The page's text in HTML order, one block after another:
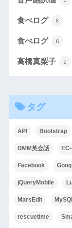
食べログ 8
食べログ 6
高橋真梨子 2
タグ
API Bootstrap
DMM英会話
Facebook
jQueryMobile
MarsEdit
rescuetime